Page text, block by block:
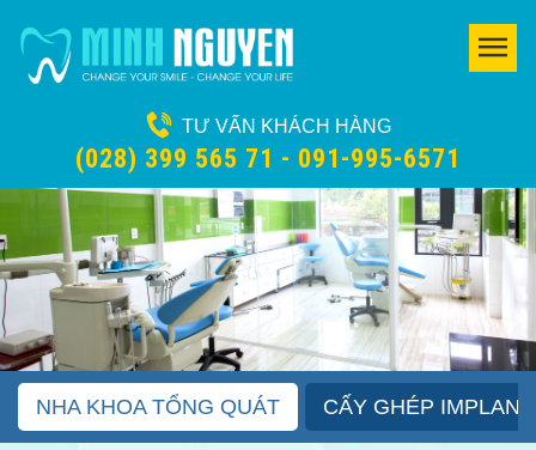
TƯ VẤN KHÁCH HÀNG
(028) 399 565 71 - 091-995-6571
NHA KHOA TỔNG QUÁT CẤY GHÉP IMPLANT